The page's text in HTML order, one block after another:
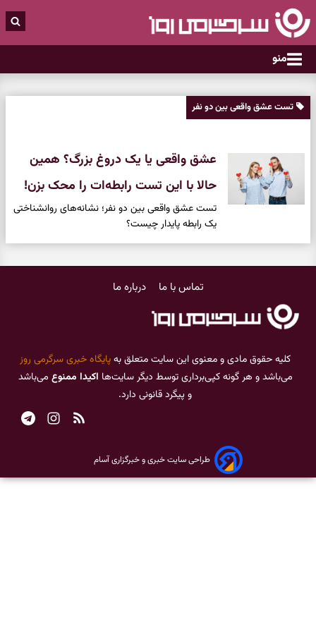
منو
تست عشق واقعی بین دو نفر
عشق واقعی یا یک دروغ بزرگ؟ همین
حالا با این تست رابطه‌ات را محک بزن!
تست عشق واقعی بین دو نفر؛ نشانه‌های روانشناختی
یک رابطه پایدار چیست؟
تماس با ما درباره ما
کلیه حقوق مادی و معنوی این سایت متعلق بهپایگاه خبری سرگرمی روز
می‌باشد و هر گونه کپی‌برداری توسط دیگر سایت‌ها اکیدا ممنوع می‌باشد
و پیگرد قانونی دارد.
طراحی سایت خبری و خبرگزاری آسام